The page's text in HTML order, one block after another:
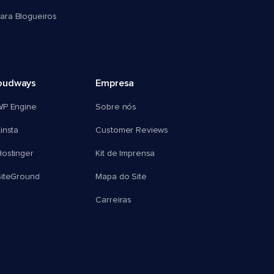
Blogueiros
Engine
Empresa
Sobre nós
Customer Reviews
Kit de Imprensa
Mapa do Site
Carreiras